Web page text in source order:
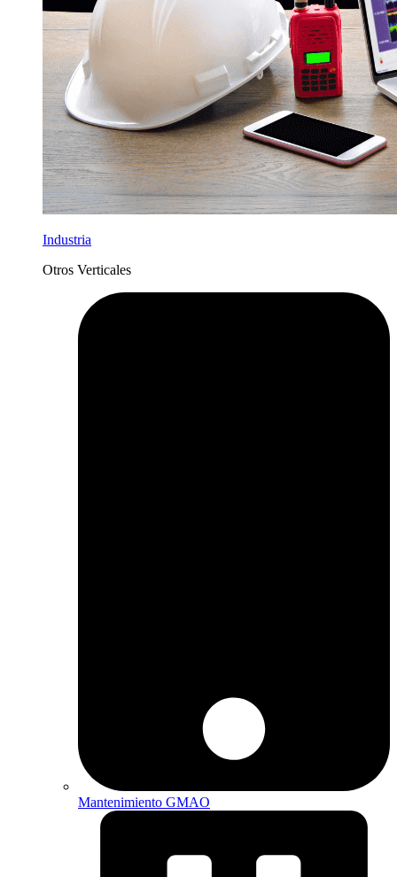
Industria
Otros Verticales
Mantenimiento GMAO